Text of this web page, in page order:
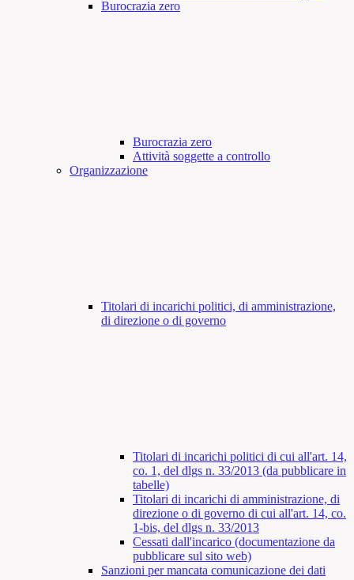
Burocrazia zero
Burocrazia zero
Attività soggette a controllo
Organizzazione
Titolari di incarichi politici, di amministrazione,
di direzione o di governo
Titolari di incarichi politici di cui all'art. 14,
co. 1, del dlgs n. 33/2013 (da pubblicare in
tabelle)
Titolari di incarichi di amministrazione, di
direzione o di governo di cui all'art. 14, co.
1-bis, del dlgs n. 33/2013
Cessati dall'incarico (documentazione da
pubblicare sul sito web)
Sanzioni per mancata comunicazione dei dati